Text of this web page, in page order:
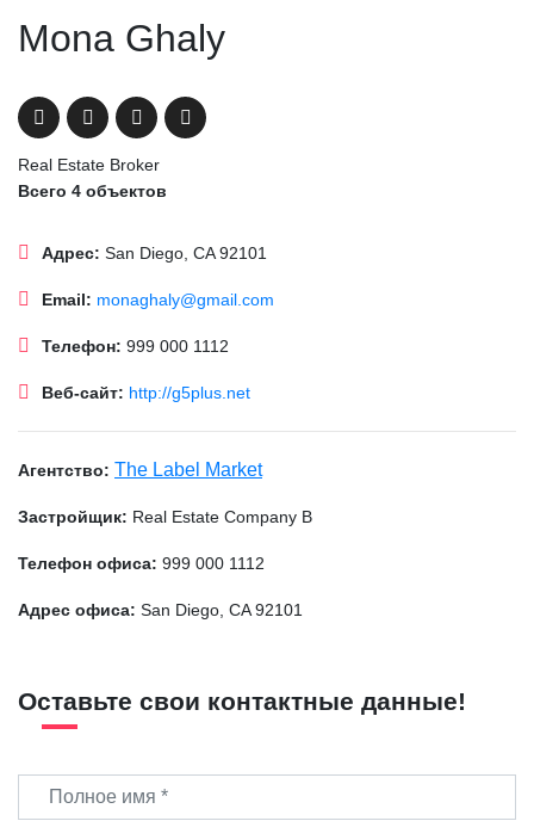
Mona Ghaly
Real Estate Broker
Всего 4 объектов
Адрес: San Diego, CA 92101
Email: monaghaly@gmail.com
Телефон: 999 000 1112
Веб-сайт: http://g5plus.net
Агентство: The Label Market
Застройщик: Real Estate Company B
Телефон офиса: 999 000 1112
Адрес офиса: San Diego, CA 92101
Оставьте свои контактные данные!